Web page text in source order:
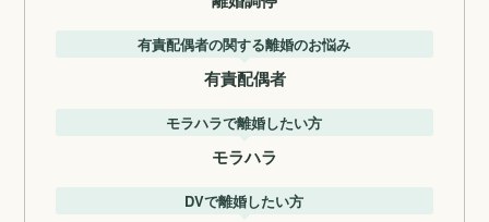
有責配偶者の関する離婚のお悩み
有責配偶者
モラハラで離婚したい方
モラハラ
DVで離婚したい方